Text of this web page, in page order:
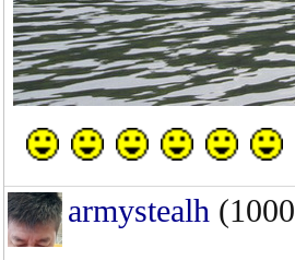
armystealh (1000